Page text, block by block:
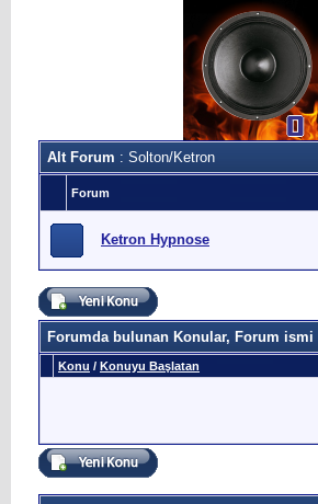
Alt Forum : Solton/Ketron
Forum
Ketron Hypnose
Forumda bulunan Konular, Forum ismi
Konu / Konuyu Başlatan